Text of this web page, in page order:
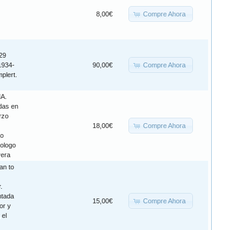
8,00€ Compre Ahora
90,00€ Compre Ahora
en
18,00€ Compre Ahora
to
y
15,00€ Compre Ahora